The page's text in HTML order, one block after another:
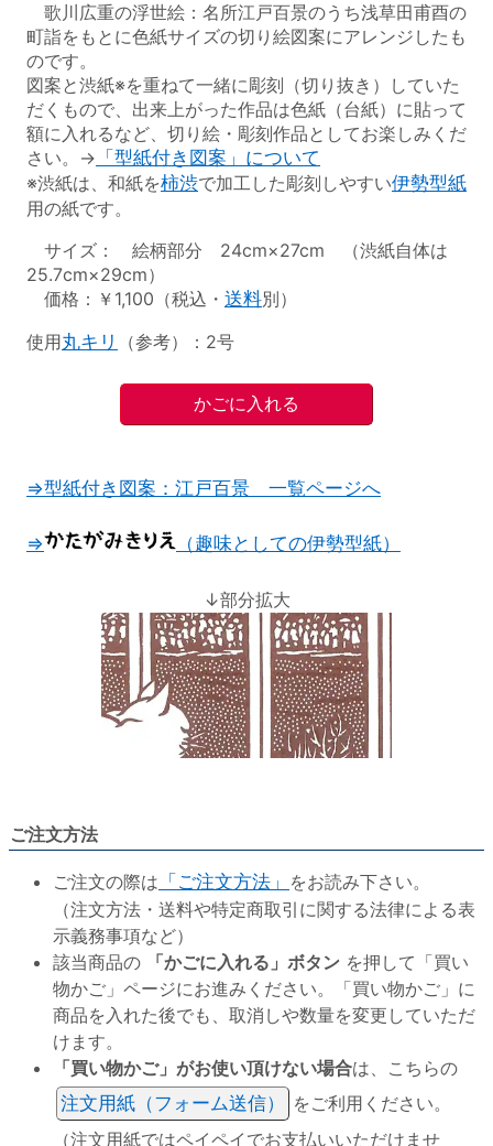
歌川広重の浮世絵：名所江戸百景のうち浅草田甫酉の
町詣をもとに色紙サイズの切り絵図案にアレンジしたも
のです。
図案と渋紙※を重ねて一緒に彫刻（切り抜き）していた
だくもので、出来上がった作品は色紙（台紙）に貼って
額に入れるなど、切り絵・彫刻作品としてお楽しみくだ
さい。→ 「型紙付き図案」について
※渋紙は、和紙を柿渋で加工した彫刻しやすい伊勢型紙
用の紙です。
サイズ： 絵柄部分 24cm×27cm （渋紙自体は
25.7cm×29cm）
価格：￥1,100（税込・ 送料別）
使用丸キリ （参考）：2号
⇒型紙付き図案：江戸百景 一覧ページへ
⇒ （趣味としての伊勢型紙）
↓部分拡大
ご注文方法
ご注文の際は 「ご注文方法」 をお読み下さい。
（注文方法・送料や特定商取引に関する法律による表
示義務事項など）
該当商品の
「かごに入れる」ボタン を押して「買い
物かご」ページにお進みください。「買い物かご」に
商品を入れた後でも、取消しや数量を変更していただ
けます。
「買い物かご」がお使い頂けない場合は、こちらの
注文用紙（フォーム送信）
をご利用ください。
（注文用紙ではペイペイでお支払いいただけませ